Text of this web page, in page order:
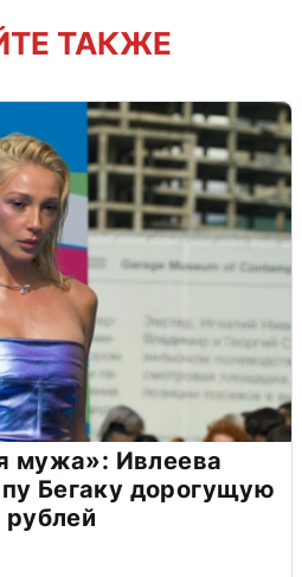
ТАКЖЕ
мужа»: Ивлеева
Бегаку дорогущую
рублей